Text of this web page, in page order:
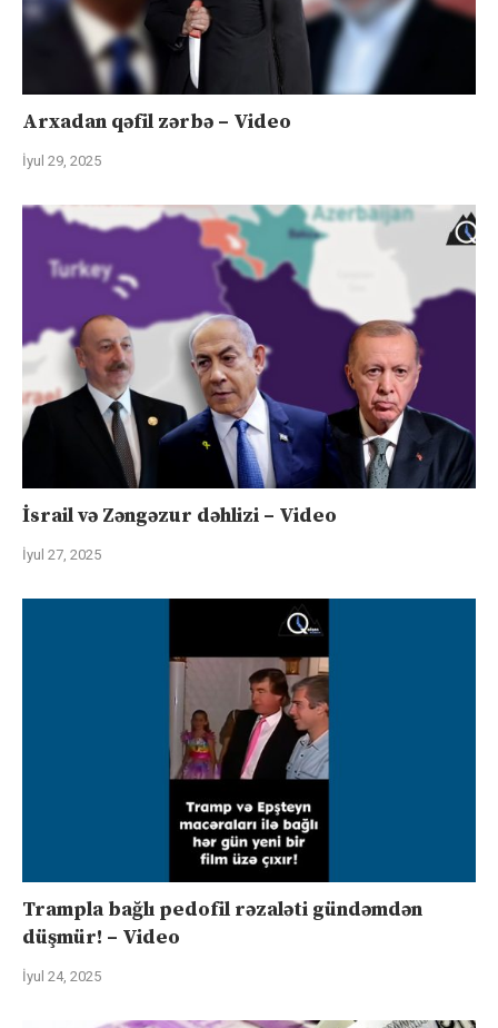
Arxadan qəfil zərbə – Video
İyul 29, 2025
İsrail və Zəngəzur dəhlizi – Video
İyul 27, 2025
Trampla bağlı pedofil rəzaləti gündəmdən
düşmür! – Video
İyul 24, 2025